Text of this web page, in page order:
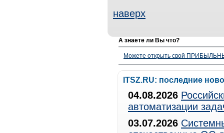
наверх
А знаете ли Вы что?
Можете открыть свой
ITSZ.RU: последние
04.08.2026
автоматизации
03.07.2026